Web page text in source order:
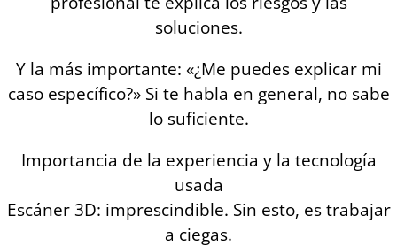
soluciones.
Y la más importante: «¿Me puedes explicar mi
caso específico?» Si te habla en general, no sabe
lo suficiente.
Importancia de la experiencia y la tecnología
usada
Escáner 3D: imprescindible. Sin esto, es trabajar
a ciegas.